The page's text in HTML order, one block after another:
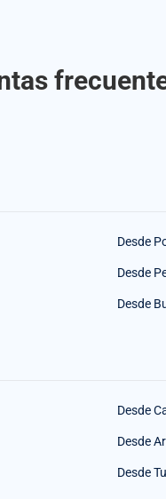
Desde
Desde
Desde
Desde
Desde
Desde